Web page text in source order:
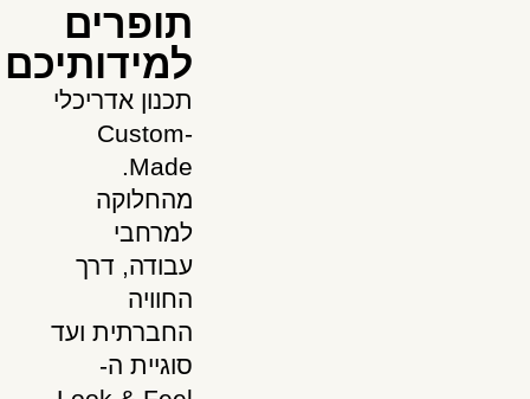
תופרים
למידותיכם
תכנון אדריכלי
Custom-
Made.
מהחלוקה
למרחבי
עבודה, דרך
החוויה
החברתית ועד
סוגיית ה-